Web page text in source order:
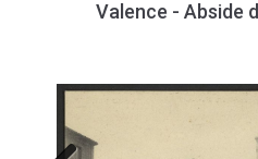
Valence - Abside